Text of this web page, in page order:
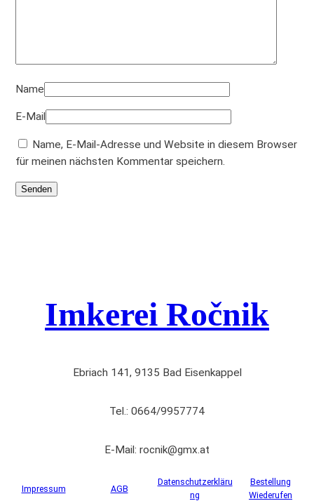
Name
E-Mail
Name, E-Mail-Adresse und Website in diesem Browser
für meinen nächsten Kommentar speichern.
Imkerei Ročnik
Ebriach 141, 9135 Bad Eisenkappel
Tel.: 0664/9957774
E-Mail: rocnik@gmx.at
Impressum AGB
Datenschutzerkläru
ng
Bestellung
Wiederufen